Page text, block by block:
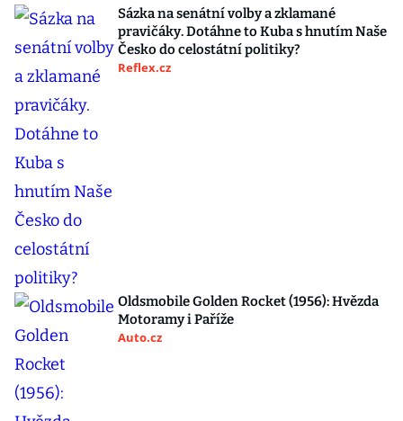
Sázka na senátní volby a zklamané
pravičáky. Dotáhne to Kuba s hnutím Naše
Česko do celostátní politiky?
Reflex.cz
Oldsmobile Golden Rocket (1956): Hvězda
Motoramy i Paříže
Auto.cz